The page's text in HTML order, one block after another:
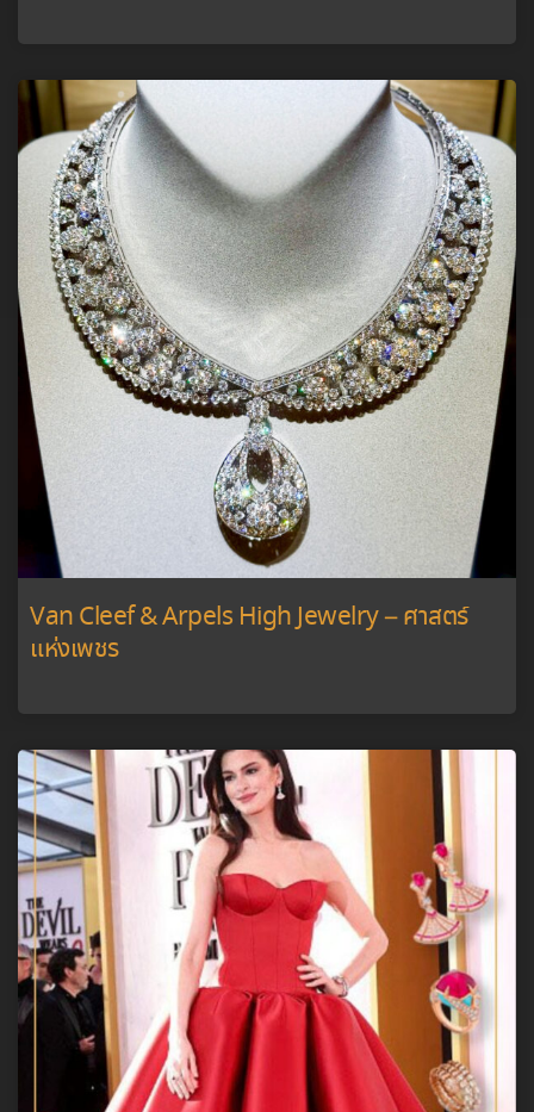
Van Cleef & Arpels High Jewelry – ศาสตร์
แห่งเพชร